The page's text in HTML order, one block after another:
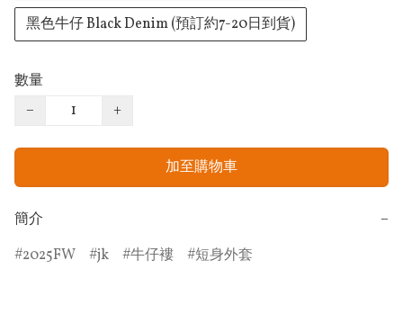
黑色牛仔 Black Denim (預訂約7-20日到貨)
數量
−
+
加至購物車
簡介
−
2025FW
jk 牛仔褸 短身外套